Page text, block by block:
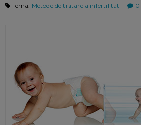
Tema: Metode de tratare a infertilitatii | 0